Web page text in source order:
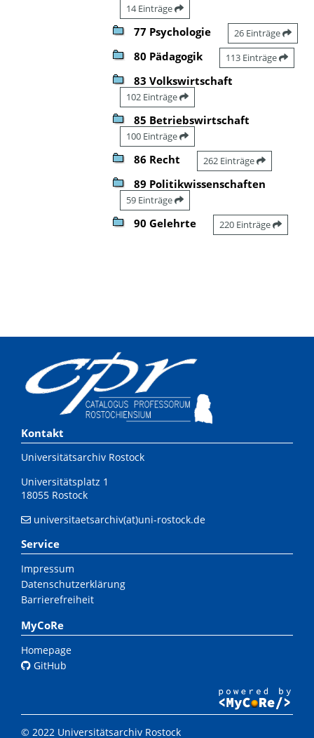
14 Einträge
77 Psychologie 26 Einträge
80 Pädagogik 113 Einträge
83 Volkswirtschaft
102 Einträge
85 Betriebswirtschaft
100 Einträge
86 Recht 262 Einträge
89 Politikwissenschaften
59 Einträge
90 Gelehrte 220 Einträge
Kontakt
Universitätsarchiv Rostock
Universitätsplatz 1
18055 Rostock
universitaetsarchiv(at)uni-rostock.de
Service
Impressum
Datenschutzerklärung
Barrierefreiheit
MyCoRe
Homepage
GitHub
© 2022 Universitätsarchiv Rostock